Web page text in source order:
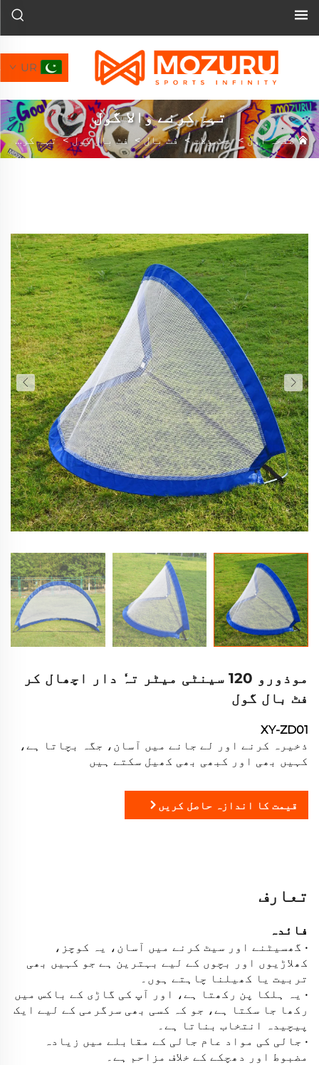
UR
تہہ کرنے والا گول
صفحہ اول>محصولات>فٹ بال> فٹ بال گول>تہہ کرنے والا گول
موذورو 120 سینٹی میٹر تہٗ دار اچھال کر
فٹ بال گول
XY-ZD01
ذخیرہ کرنے اور لے جانے میں آسان، جگہ بچاتا ہے،
کہیں بھی اور کبھی بھی کھیل سکتے ہیں
قیمت کا اندازہ حاصل کریں
تعارف
فائدہ
• گھسیٹنے اور سیٹ کرنے میں آسان، یہ کوچز،
کھلاڑیوں اور بچوں کے لیے بہترین ہے جو کہیں بھی
تربیت یا کھیلنا چاہتے ہوں۔
• یہ ہلکا پن رکھتا ہے، اور آپ کی گاڑی کے باکس میں
رکھا جا سکتا ہے، جو کہ کسی بھی سرگرمی کے لیے ایک
پیچیدہ انتخاب بناتا ہے۔
• جالی کی مواد عام جالی کے مقابلے میں زیادہ
مضبوط اور دھچکے کے خلاف مزاحم ہے۔